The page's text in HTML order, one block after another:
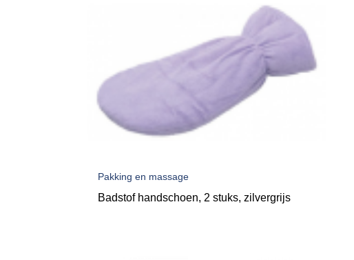
Pakking en massage
Badstof handschoen, 2 stuks, zilvergrijs